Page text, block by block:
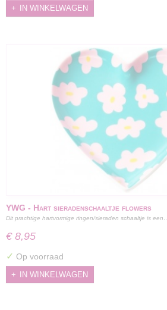
IN WINKELWAGEN
YWG - Hart sieradenschaaltje flowers
Dit prachtige hartvormige ringen/sieraden schaaltje is een…
€ 8,95
✓ Op voorraad
IN WINKELWAGEN